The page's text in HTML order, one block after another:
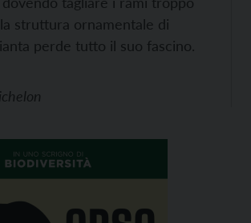
struttura ornamentale di
perde tutto il suo fascino.